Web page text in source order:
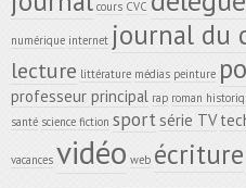
cours CVC
numérique internet journal du
lecture littérature médias peinture
professeur principal rap roman
santé science fiction sportsérie TV
vacances vidéo web écriture